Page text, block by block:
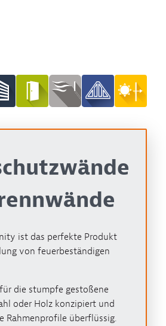
ist das perfekte Produkt
von feuerbeständigen
die stumpfe gestoßene
oder Holz konzipiert und
Rahmenprofile überflüssig.